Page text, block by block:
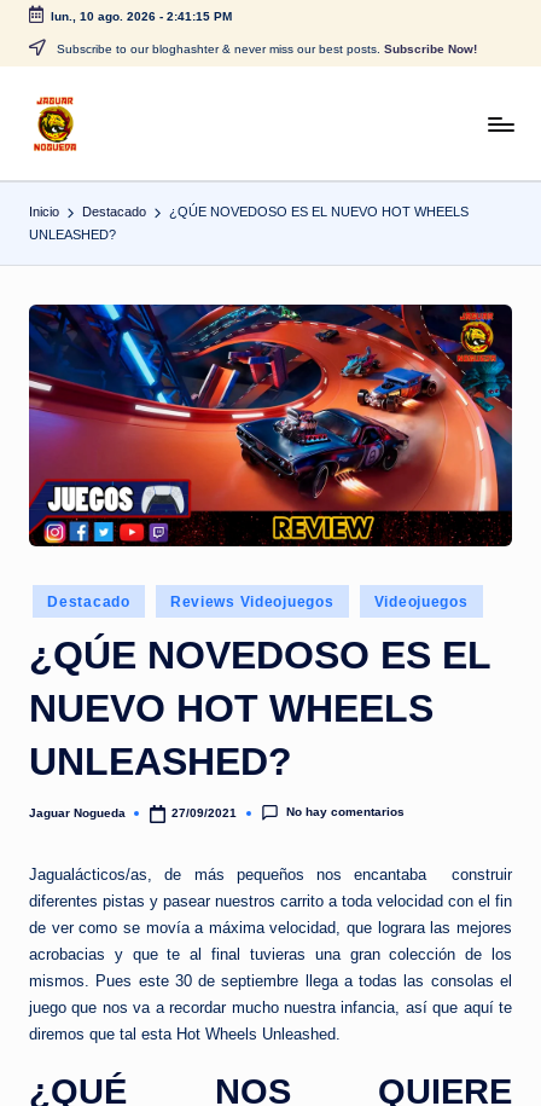
Saltar
contenido
lun., 10 ago. 2026- 2:41:16 PM
Subscribe to our bloghashter & never miss our best posts. Subscribe Now!
J
a
g
u
a
r
N
o
u
e
d
a
CONTENIDO
Inicio Destacado
¿QÚE NOVEDOSO ES EL NUEVO HOT WHEELS
UNLEASHED?
Publicado
en
Destacado Reviews Videojuegos Videojuegos
¿QÚE NOVEDOSO ES EL
NUEVO HOT WHEELS
UNLEASHED?
Publicado
Jaguar Nogueda 27/09/2021 No hay comentarios
Jagualácticos/as, de más pequeños nos encantaba construir
diferentes pistas y pasear nuestros carrito a toda velocidad con el fin
de ver como se movía a máxima velocidad, que lograra las mejores
acrobacias y que te al final tuvieras una gran colección de los
mismos. Pues este 30 de septiembre llega a todas las consolas el
juego que nos va a recordar mucho nuestra infancia, así que aquí te
diremos que tal esta Hot Wheels Unleashed.
¿QUÉ NOS QUIERE